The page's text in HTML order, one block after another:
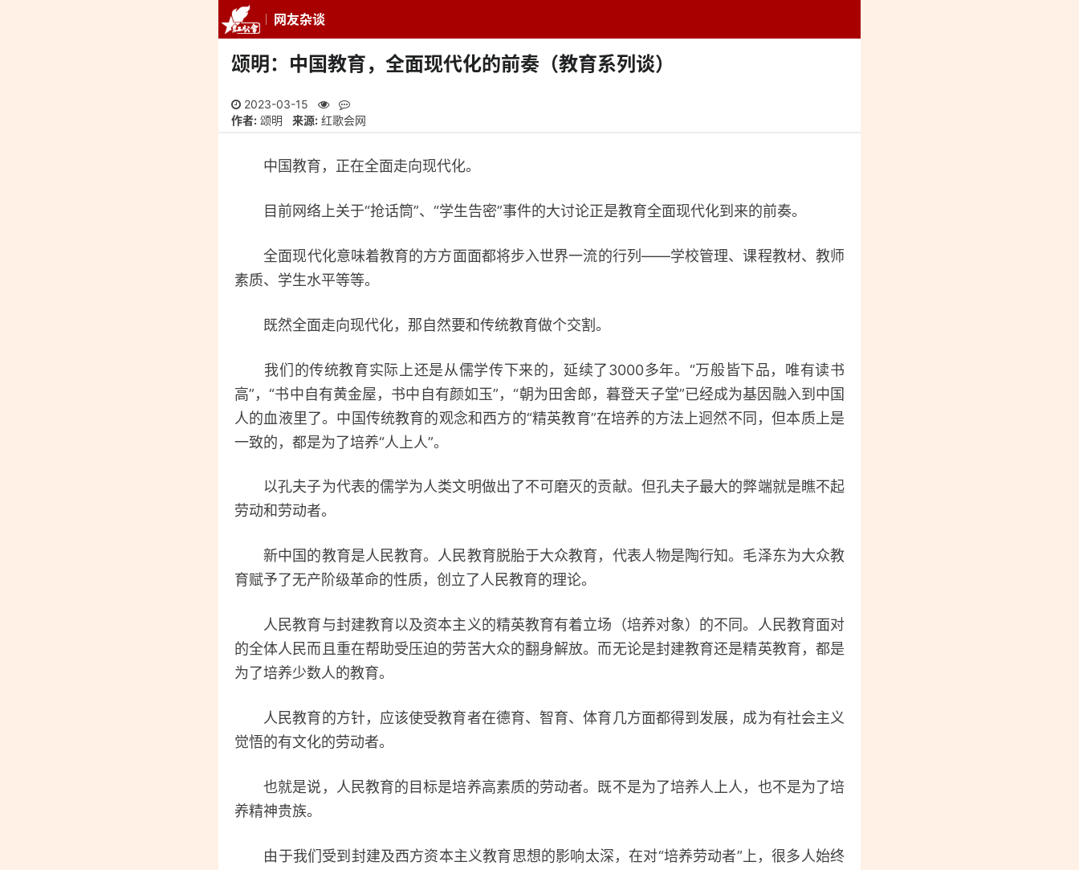
网友杂谈
推荐 最新 专题中心 学者专栏 排行榜 周刊 网址导航
颂明：中国教育，全面现代化的前奏（教育系列谈）
2023-03-15
作者: 颂明 来源: 红歌会网
中国教育，正在全面走向现代化。
目前网络上关于“抢话筒”、“学生告密”事件的大讨论正是教育全面现代化到来的前奏。
全面现代化意味着教育的方方面面都将步入世界一流的行列——学校管理、课程教材、教师
素质、学生水平等等。
既然全面走向现代化，那自然要和传统教育做个交割。
我们的传统教育实际上还是从儒学传下来的，延续了3000多年。“万般皆下品，唯有读书
高”，“书中自有黄金屋，书中自有颜如玉”，“朝为田舍郎，暮登天子堂”已经成为基因融入到中国
人的血液里了。中国传统教育的观念和西方的“精英教育”在培养的方法上迥然不同，但本质上是
一致的，都是为了培养“人上人”。
以孔夫子为代表的儒学为人类文明做出了不可磨灭的贡献。但孔夫子最大的弊端就是瞧不起
劳动和劳动者。
新中国的教育是人民教育。人民教育脱胎于大众教育，代表人物是陶行知。毛泽东为大众教
育赋予了无产阶级革命的性质，创立了人民教育的理论。
人民教育与封建教育以及资本主义的精英教育有着立场（培养对象）的不同。人民教育面对
的全体人民而且重在帮助受压迫的劳苦大众的翻身解放。而无论是封建教育还是精英教育，都是
为了培养少数人的教育。
人民教育的方针，应该使受教育者在德育、智育、体育几方面都得到发展，成为有社会主义
觉悟的有文化的劳动者。
也就是说，人民教育的目标是培养高素质的劳动者。既不是为了培养人上人，也不是为了培
养精神贵族。
由于我们受到封建及西方资本主义教育思想的影响太深，在对“培养劳动者”上，很多人始终